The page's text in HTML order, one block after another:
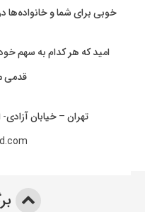
خوبی برای شما و خانواده‌ها
امید که هر کدام به سهم
قدمی
تهران – خیابان